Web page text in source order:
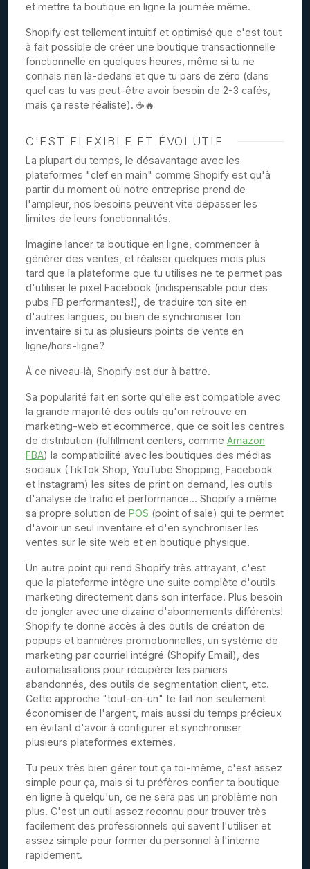
et mettre ta boutique en ligne la journée même.
Shopify est tellement intuitif et optimisé que c'est tout
à fait possible de créer une boutique transactionnelle
fonctionnelle en quelques heures, même si tu ne
connais rien là-dedans et que tu pars de zéro (dans
quel cas tu vas peut-être avoir besoin de 2-3 cafés,
mais ça reste réaliste). ☕🔥
C'EST FLEXIBLE ET ÉVOLUTIF
La plupart du temps, le désavantage avec les
plateformes "clef en main" comme Shopify est qu'à
partir du moment où notre entreprise prend de
l'ampleur, nos besoins peuvent vite dépasser les
limites de leurs fonctionnalités.
Imagine lancer ta boutique en ligne, commencer à
générer des ventes, et réaliser quelques mois plus
tard que la plateforme que tu utilises ne te permet pas
d'utiliser le pixel Facebook (indispensable pour des
pubs FB performantes!), de traduire ton site en
d'autres langues, ou bien de synchroniser ton
inventaire si tu as plusieurs points de vente en
ligne/hors-ligne?
À ce niveau-là, Shopify est dur à battre.
Sa popularité fait en sorte qu'elle est compatible avec
la grande majorité des outils qu'on retrouve en
marketing-web et ecommerce, que ce soit les centres
de distribution (fulfillment centers, comme Amazon
FBA) la compatibilité avec les boutiques des médias
sociaux (TikTok Shop, YouTube Shopping, Facebook
et Instagram) les sites de print on demand, les outils
d'analyse de trafic et performance... Shopify a même
sa propre solution de POS (point of sale) qui te permet
d'avoir un seul inventaire et d'en synchroniser les
ventes sur le site web et en boutique physique.
Un autre point qui rend Shopify très attrayant, c'est
que la plateforme intègre une suite complète d'outils
marketing directement dans son interface. Plus besoin
de jongler avec une dizaine d'abonnements différents!
Shopify te donne accès à des outils de création de
popups et bannières promotionnelles, un système de
marketing par courriel intégré (Shopify Email), des
automatisations pour récupérer les paniers
abandonnés, des outils de segmentation client, etc.
Cette approche "tout-en-un" te fait non seulement
économiser de l'argent, mais aussi du temps précieux
en évitant d'avoir à configurer et synchroniser
plusieurs plateformes externes.
Tu peux très bien gérer tout ça toi-même, c'est assez
simple pour ça, mais si tu préfères confier ta boutique
en ligne à quelqu'un, ce ne sera pas un problème non
plus. C'est un outil assez reconnu pour trouver très
facilement des professionnels qui savent l'utiliser et
assez simple pour former du personnel à l'interne
rapidement.